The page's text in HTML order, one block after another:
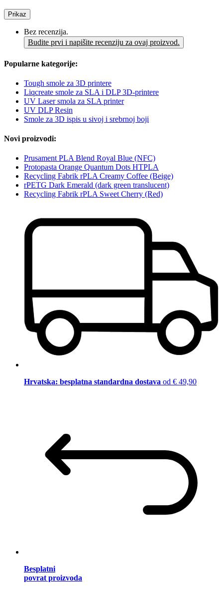
Prikaz
Bez recenzija.
Budite prvi i napišite recenziju za ovaj proizvod.
Popularne kategorije:
Tough smole za 3D printere
Liqcreate smole za SLA i DLP 3D-printere
UV Laser smola za SLA printer
UV DLP Resin
Smole za 3D ispis u sivoj i srebrnoj boji
Novi proizvodi:
Prusament PLA Blend Royal Blue (NFC)
Protopasta Orange Quantum Dots HTPLA
Recycling Fabrik rPLA Creamy Coffee (Beige)
rPETG Dark Emerald (dark green translucent)
Recycling Fabrik rPLA Sweet Cherry (Red)
Hrvatska: besplatna standardna dostava od € 49,90
Besplatni
povrat proizvoda